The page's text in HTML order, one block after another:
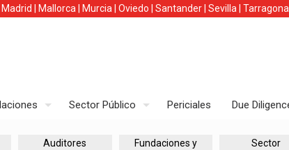
Madrid Mallorca Murcia Oviedo Santander Sevilla Tarragona
Sector Público Periciales Due
Auditores
Fundaciones y
Sector